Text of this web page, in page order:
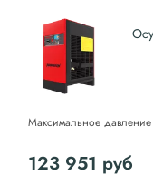
Максимальное давление
123 951 руб